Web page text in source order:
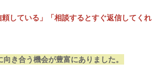
頼している」「相談するとすぐ返信してくれ
き合う機会が豊富にありました。